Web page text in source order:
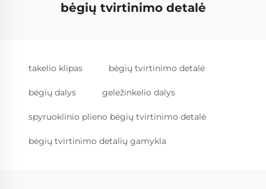
bėgių tvirtinimo detalė
takelio klipas bėgių tvirtinimo detalė
bėgių dalys geležinkelio dalys
spyruoklinio plieno bėgių tvirtinimo detalė
bėgių tvirtinimo detalių gamykla